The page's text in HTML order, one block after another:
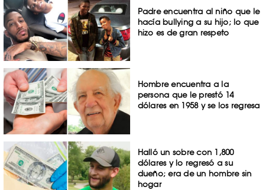
Padre encuentra al niño que le
hacía bullying a su hijo; lo que
hizo es de gran respeto
Hombre encuentra a la
persona que le prestó 14
dólares en 1958 y se los regresa
Halló un sobre con 1,800
dólares y lo regresó a su
dueño; era de un hombre sin
hogar